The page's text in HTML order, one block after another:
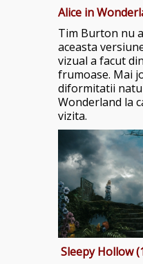
Alice in
Tim Burton nu
aceasta
vizual a facut
frumoase. Mai
diformitatii
Wonderland la
vizita.
Sleepy Hollow